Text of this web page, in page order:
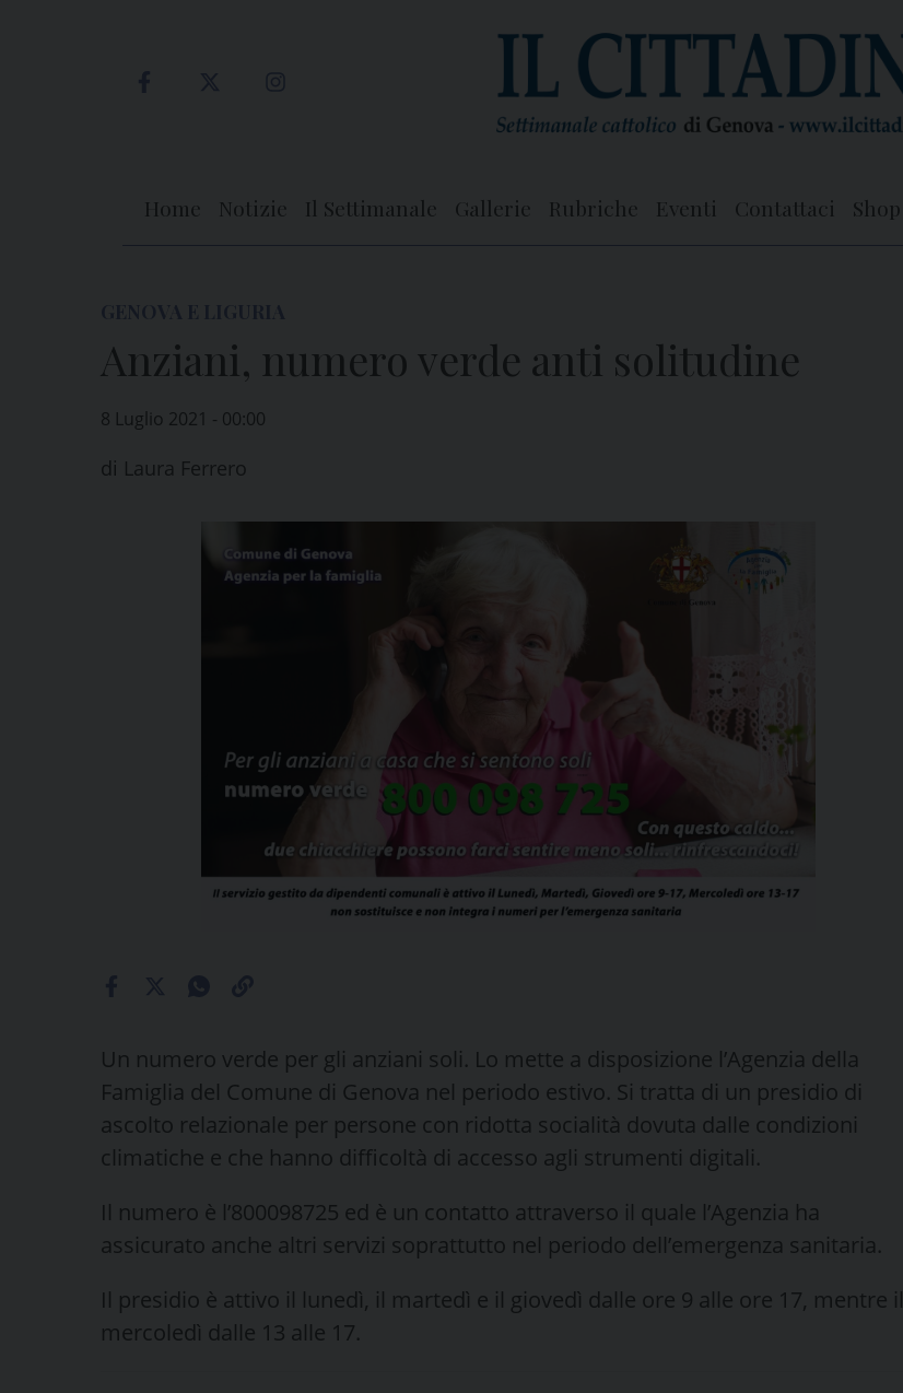
Home Notizie Il Settimanale Gallerie Rubriche Eventi Contattaci Shop
Anziani, numero verde anti solitudine
8 Luglio 2021 - 00:00
di Laura Ferrero
Un numero verde per gli anziani soli. Lo mette a disposizione l’Agenzia della
Famiglia del Comune di Genova nel periodo estivo. Si tratta di un presidio di
ascolto relazionale per persone con ridotta socialità dovuta dalle condizioni
climatiche e che hanno difficoltà di accesso agli strumenti digitali.
Il numero è l’800098725 ed è un contatto attraverso il quale l’Agenzia ha
assicurato anche altri servizi soprattutto nel periodo dell’emergenza sanitaria.
Il presidio è attivo il lunedì, il martedì e il giovedì dalle ore 9 alle ore 17, mentre il
mercoledì dalle 13 alle 17.